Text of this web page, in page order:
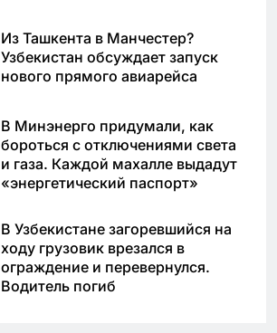
Из Ташкента в Манчестер?
Узбекистан обсуждает запуск
нового прямого авиарейса
В Минэнерго придумали, как
бороться с отключениями света
и газа. Каждой махалле выдадут
«энергетический паспорт»
В Узбекистане загоревшийся на
ходу грузовик врезался в
ограждение и перевернулся.
Водитель погиб